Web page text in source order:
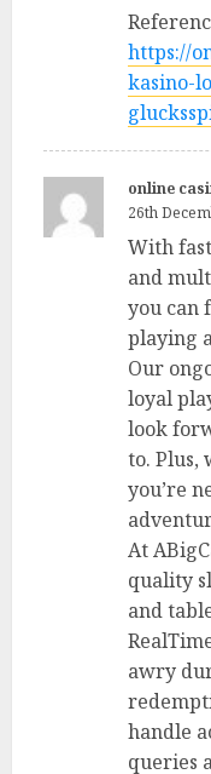
https://
kasino-
online
26th
With
and
you can
playing
Our
loyal
look
to. Plus,
you’re
At
quality
and
awry
handle
queries